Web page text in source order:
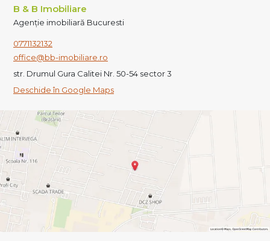
B & B Imobiliare
Agenție imobiliară Bucuresti
0771132132
office@bb-imobiliare.ro
str. Drumul Gura Calitei Nr. 50-54 sector 3
Deschide în Google Maps